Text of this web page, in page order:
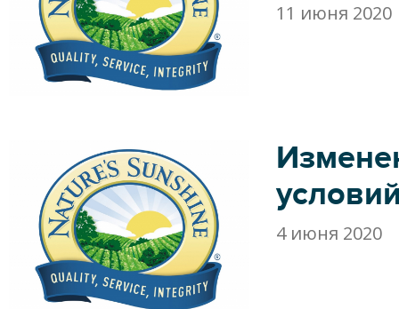
11 июня 2020
4 июня 2020